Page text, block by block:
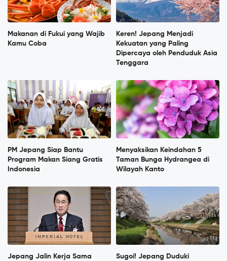
Makanan di Fukui yang Wajib
Kamu Coba
Keren! Jepang Menjadi
Kekuatan yang Paling
Dipercaya oleh Penduduk Asia
Tenggara
PM Jepang Siap Bantu
Program Makan Siang Gratis
Indonesia
Menyaksikan Keindahan 5
Taman Bunga Hydrangea di
Wilayah Kanto
Jepang Jalin Kerja Sama
Sugoi! Jepang Duduki